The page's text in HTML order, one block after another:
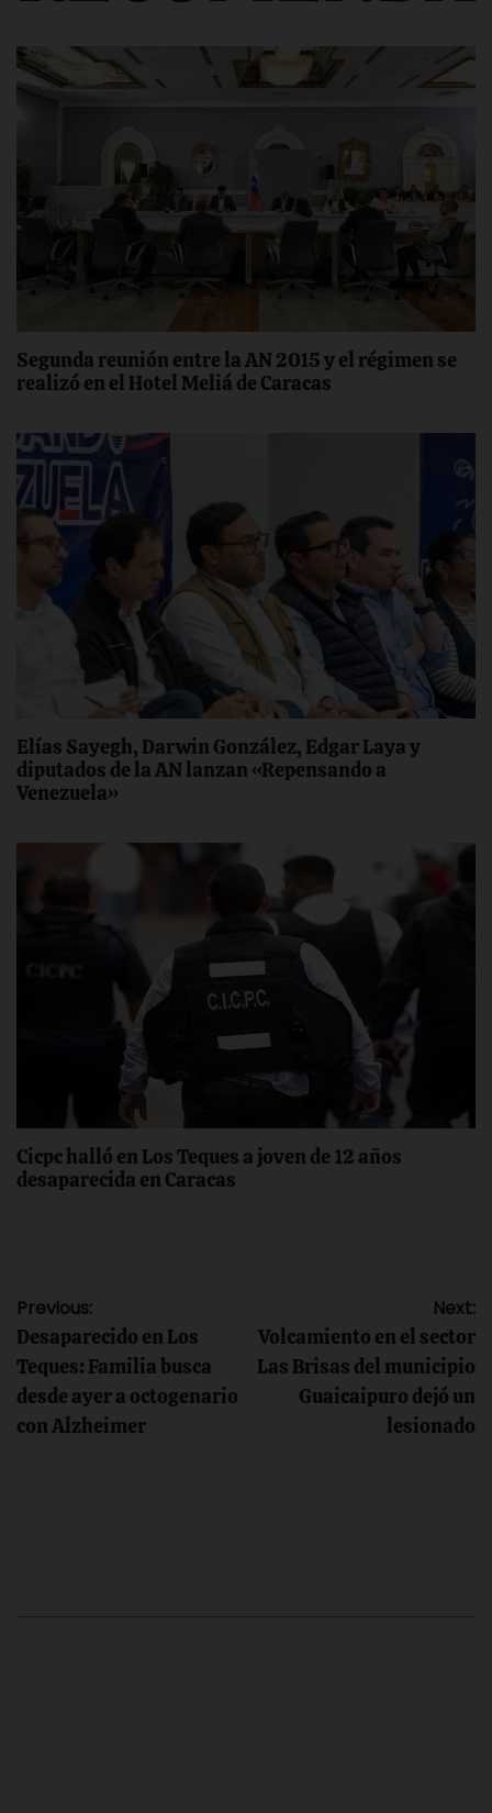
Segunda reunión entre la AN 2015 y el régimen se
realizó en el Hotel Meliá de Caracas
Elías Sayegh, Darwin González, Edgar Laya y
diputados de la AN lanzan «Repensando a
Venezuela»
Cicpc halló en Los Teques a joven de 12 años
desaparecida en Caracas
Navegación
de
entradas
Previous:
Desaparecido en Los
Teques: Familia busca
desde ayer a octogenario
con Alzheimer
Next:
Volcamiento en el sector
Las Brisas del municipio
Guaicaipuro dejó un
lesionado